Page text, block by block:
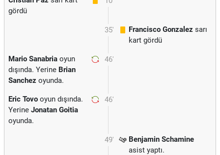
gördü
35' Francisco Gonzalez sarı
kart gördü
46'
Mario Sanabria oyun
dışında. Yerine Brian
Sanchez oyunda.
46'
Eric Tovo oyun dışında.
Yerine Jonatan Goitia
oyunda.
49'
Benjamin Schamine
asist yaptı.